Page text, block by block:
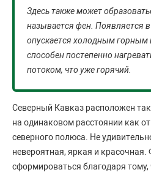
Здесь также может
называется фен. Появляется в
опускается холодным горным
способен постепенно
потоком, что уже горячий.
Северный Кавказ расположен
на одинаковом расстоянии как
северного полюса. Не
невероятная, яркая и красочная.
сформироваться благодаря тому,